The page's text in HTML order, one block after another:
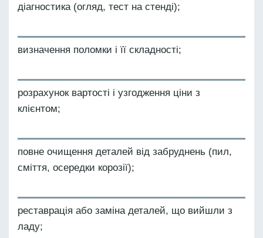
діагностика (огляд, тест на стенді);
визначення поломки і її складності;
розрахунок вартості і узгодження ціни з
клієнтом;
повне очищення деталей від забруднень (пил,
сміття, осередки корозії);
реставрація або заміна деталей, що вийшли з
ладу;